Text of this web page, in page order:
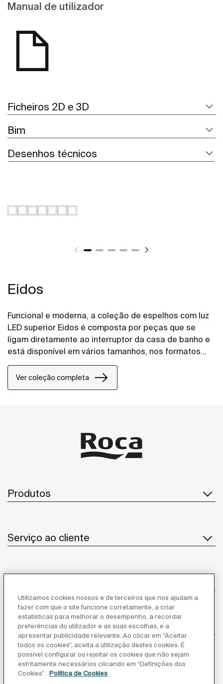
Manual de utilizador
Ficheiros 2D e 3D
Bim
Desenhos técnicos
Eidos
Funcional e moderna, a coleção de espelhos com luz
LED superior Eidos é composta por peças que se
ligam diretamente ao interruptor da casa de banho e
está disponível em vários tamanhos, nos formatos
quadrado ou retangular.​
Ver coleção completa
Produtos
Serviço ao cliente
Inspiração
Siga-nos
Utilizamos cookies nossos e de terceiros que nos ajudam a
fazer com que o site funcione corretamente, a criar
estatísticas para melhorar o desempenho, a recordar
preferências do utilizador e as suas escolhas, e a
apresentar publicidade relevante. Ao clicar em “Aceitar
todos os cookies”, aceita a utilização destes cookies. É
possível configurar ou rejeitar os cookies que não sejam
estritamente necessários clicando em “Definições dos
Cookies”.
Política de Cookies